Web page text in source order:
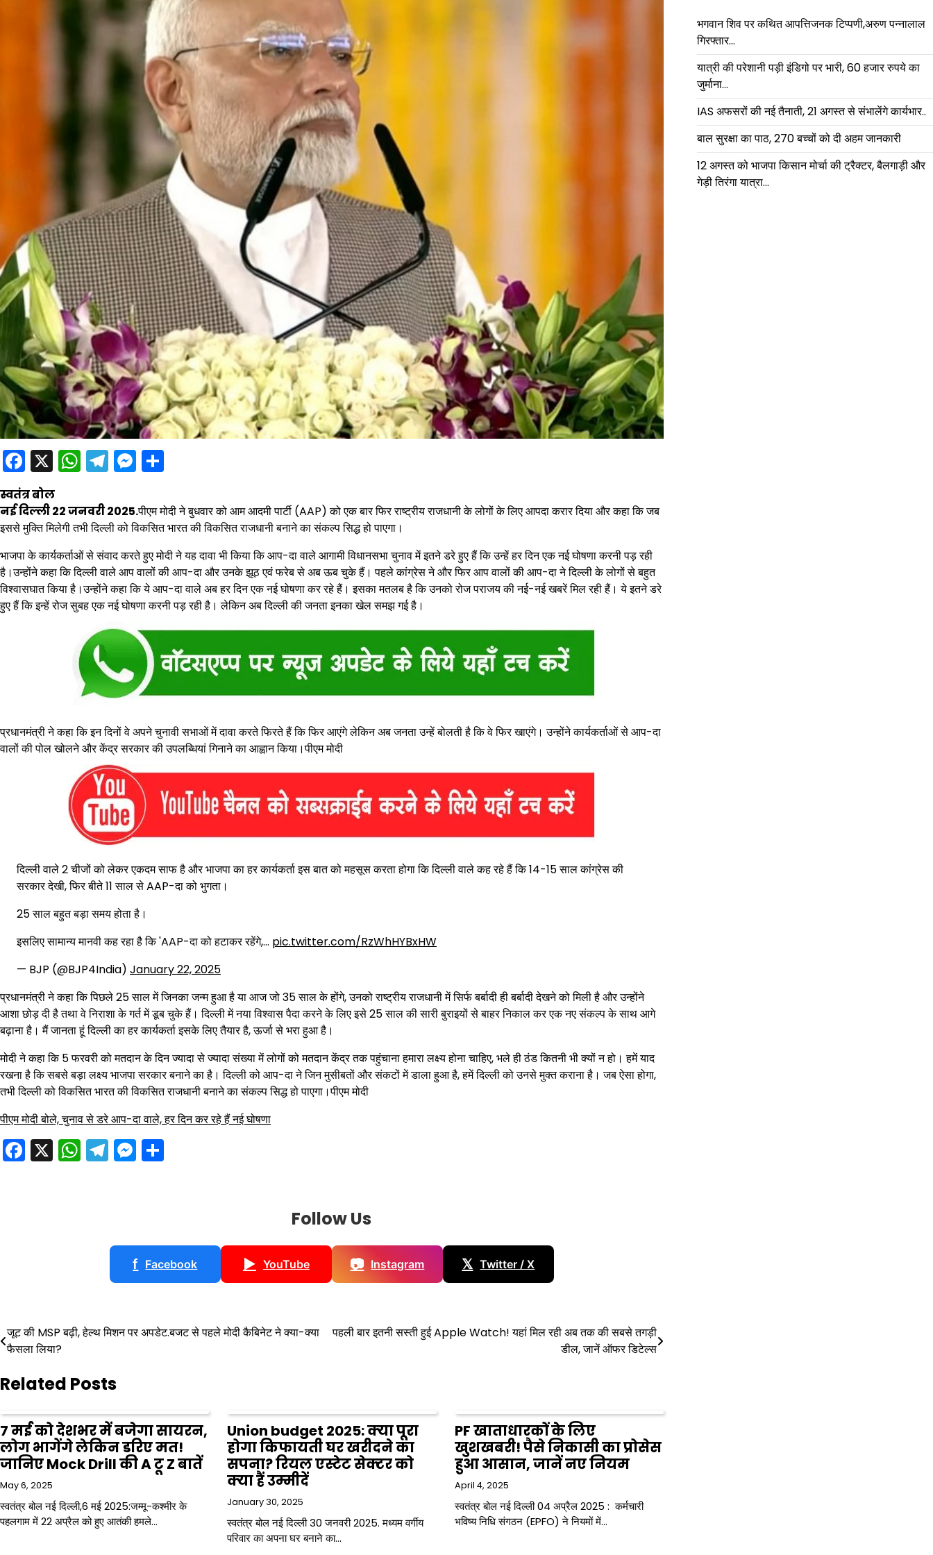
Facebook
X WhatsApp
Telegram
Messenger
स्वतंत्र बोल
नई दिल्ली 22 जनवरी 2025.पीएम मोदी ने बुधवार को आम आदमी पार्टी (AAP) को एक बार फिर राष्ट्रीय राजधानी के लोगों के लिए आपदा करार दिया और कहा कि जब
इससे मुक्ति मिलेगी तभी दिल्ली को विकसित भारत की विकसित राजधानी बनाने का संकल्प सिद्ध हो पाएगा।
भाजपा के कार्यकर्ताओं से संवाद करते हुए मोदी ने यह दावा भी किया कि आप-दा वाले आगामी विधानसभा चुनाव में इतने डरे हुए हैं कि उन्हें हर दिन एक नई घोषणा करनी पड़ रही
है।उन्होंने कहा कि दिल्ली वाले आप वालों की आप-दा और उनके झूठ एवं फरेब से अब ऊब चुके हैं। पहले कांग्रेस ने और फिर आप वालों की आप-दा ने दिल्ली के लोगों से बहुत
विश्वासघात किया है।उन्होंने कहा कि ये आप-दा वाले अब हर दिन एक नई घोषणा कर रहे हैं। इसका मतलब है कि उनको रोज पराजय की नई-नई खबरें मिल रही हैं। ये इतने डरे
हुए हैं कि इन्हें रोज सुबह एक नई घोषणा करनी पड़ रही है। लेकिन अब दिल्ली की जनता इनका खेल समझ गई है।
प्रधानमंत्री ने कहा कि इन दिनों वे अपने चुनावी सभाओं में दावा करते फिरते हैं कि फिर आएंगे लेकिन अब जनता उन्हें बोलती है कि वे फिर खाएंगे। उन्होंने कार्यकर्ताओं से आप-दा
वालों की पोल खोलने और केंद्र सरकार की उपलब्धियां गिनाने का आह्वान किया।पीएम मोदी
दिल्ली वाले 2 चीजों को लेकर एकदम साफ है और भाजपा का हर कार्यकर्ता इस बात को महसूस करता होगा कि दिल्ली वाले कह रहे हैं कि 14-15 साल कांग्रेस की
सरकार देखी, फिर बीते 11 साल से AAP-दा को भुगता।
25 साल बहुत बड़ा समय होता है।
इसलिए सामान्य मानवी कह रहा है कि 'AAP-दा को हटाकर रहेंगे,… pic.twitter.com/RzWhHYBxHW
— BJP (@BJP4India) January 22, 2025
प्रधानमंत्री ने कहा कि पिछले 25 साल में जिनका जन्म हुआ है या आज जो 35 साल के होंगे, उनको राष्ट्रीय राजधानी में सिर्फ बर्बादी ही बर्बादी देखने को मिली है और उन्होंने
आशा छोड़ दी है तथा वे निराशा के गर्त में डूब चुके हैं। दिल्ली में नया विश्वास पैदा करने के लिए इसे 25 साल की सारी बुराइयों से बाहर निकाल कर एक नए संकल्प के साथ आगे
बढ़ाना है। मैं जानता हूं दिल्ली का हर कार्यकर्ता इसके लिए तैयार है, ऊर्जा से भरा हुआ है।
मोदी ने कहा कि 5 फरवरी को मतदान के दिन ज्यादा से ज्यादा संख्या में लोगों को मतदान केंद्र तक पहुंचाना हमारा लक्ष्य होना चाहिए, भले ही ठंड कितनी भी क्यों न हो। हमें याद
रखना है कि सबसे बड़ा लक्ष्य भाजपा सरकार बनाने का है। दिल्ली को आप-दा ने जिन मुसीबतों और संकटों में डाला हुआ है, हमें दिल्ली को उनसे मुक्त कराना है। जब ऐसा होगा,
तभी दिल्ली को विकसित भारत की विकसित राजधानी बनाने का संकल्प सिद्ध हो पाएगा।पीएम मोदी
पीएम मोदी बोले, चुनाव से डरे आप-दा वाले, हर दिन कर रहे हैं नई घोषणा
Facebook
X WhatsApp
Telegram
Messenger
Follow Us
f Facebook ▶ YouTube 📷 Instagram 𝕏 Twitter / X
Post
जूट की MSP बढ़ी, हेल्थ मिशन पर अपडेट.बजट से पहले मोदी कैबिनेट ने क्या-क्या
फैसला लिया?
पहली बार इतनी सस्ती हुई Apple Watch! यहां मिल रही अब तक की सबसे तगड़ी
डील, जानें ऑफर डिटेल्स
Related Posts
7 मई को देशभर में बजेगा सायरन,
लोग भागेंगे लेकिन डरिए मत!
जानिए Mock Drill की A टू Z बातें
May 6, 2025
स्वतंत्र बोल नई दिल्ली,6 मई 2025:जम्मू-कश्मीर के
पहलगाम में 22 अप्रैल को हुए आतंकी हमले…
Union budget 2025: क्‍या पूरा
होगा किफायती घर खरीदने का
सपना? रियल एस्टेट सेक्टर को
क्‍या हैं उम्‍मीदें
January 30, 2025
स्वतंत्र बोल नई दिल्ली 30 जनवरी 2025. मध्‍यम वर्गीय
परिवार का अपना घर बनाने का…
PF खाताधारकों के लिए
खुशखबरी! पैसे निकासी का प्रोसेस
हुआ आसान, जानें नए नियम
April 4, 2025
स्वतंत्र बोल नई दिल्ली 04 अप्रैल 2025 : कर्मचारी
भविष्य निधि संगठन (EPFO) ने नियमों में…
भगवान शिव पर कथित आपत्तिजनक टिप्पणी,अरुण पन्नालाल
गिरफ्तार…
यात्री की परेशानी पड़ी इंडिगो पर भारी, 60 हजार रुपये का
जुर्माना…
IAS अफसरों की नई तैनाती, 21 अगस्त से संभालेंगे कार्यभार..
बाल सुरक्षा का पाठ, 270 बच्चों को दी अहम जानकारी
12 अगस्त को भाजपा किसान मोर्चा की ट्रैक्टर, बैलगाड़ी और
गेड़ी तिरंगा यात्रा…